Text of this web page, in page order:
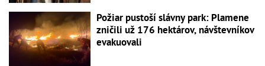
Požiar pustoší slávny park: Plamene
zničili už 176 hektárov, návštevníkov
evakuovali